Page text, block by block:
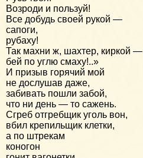
Возроди и пользуй!
Все добудь своей рукой —
сапоги,
рубаху!
Так махни ж, шахтер, киркой —
бей по углю смаху!..»
И призыв горячий мой
не дослушав даже,
забивать пошли забой,
что ни день — то сажень.
Сгреб отгребщик уголь вон,
вбил крепильщик клетки,
а по штрекам
коногон